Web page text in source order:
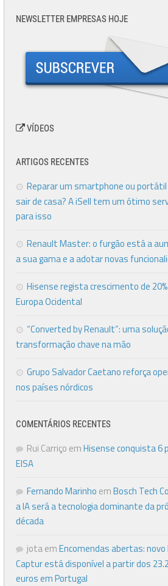
NEWSLETTER EMPRESAS HOJE
VÍDEOS
ARTIGOS RECENTES
Reparar um smartphone ou
sair de casa? A iSell tem um ótimo
para isso
Renault Master: o furgão está a
a sua gama e a adotar novas
Hisense regista crescimento de
Europa Ocidental
“Converted by Renault”: uma
transformação chave na mão
Grupo Salvador Caetano reforça
nos países nórdicos
COMENTÁRIOS RECENTES
Rui Carriço emHisense conquista 6
EISA
Fernando Marinho emBosch Tech
a IA será a tecnologia dominante da
década
jotaemEncomendas abertas:
Captur está disponível a partir dos
euros em Portugal